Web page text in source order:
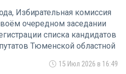
Избирательная комиссия
очередном заседании
списка кандидатов
Тюменской областной
и проверив15 Июл 2026 в 16:49